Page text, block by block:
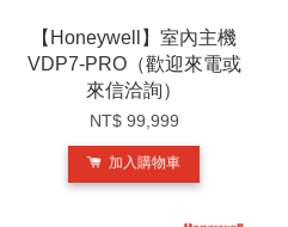
【Honeywell】室內主機
VDP7-PRO（歡迎來電或
來信洽詢）
NT$ 99,999
加入購物車